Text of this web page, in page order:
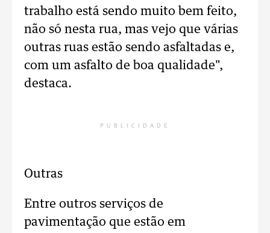
trabalho está sendo muito bem feito,
não só nesta rua, mas vejo que várias
outras ruas estão sendo asfaltadas e,
com um asfalto de boa qualidade",
destaca.
PUBLICIDADE
Outras
Entre outros serviços de
pavimentação que estão em